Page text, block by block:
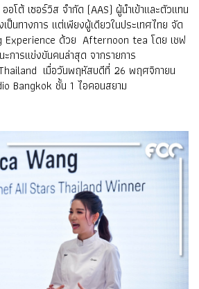
ออโต้ เซอร์วิส จำกัด (AAS) ผู้นำเข้าและตัวแทน
ป็นทางการ แต่เพียงผู้เดียวในประเทศไทย จัด
Experience ด้วย Afternoon tea โดย เชฟ
การเเข่งขันคนล่าสุด จากรายการ
เมื่อวันพฤหัสบดีที่ 26 พฤศจิกายน
Bangkok ชั้น 1 ไอคอนสยาม